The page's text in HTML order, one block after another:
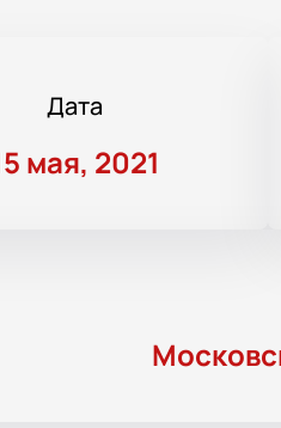
Дата
мая, 2021